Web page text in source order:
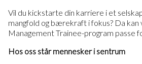
Vil du kickstarte din karriere i et
mangfold og bærekraft i fokus? Da kan
Management Trainee-program passe
Hos oss står mennesker i sentrum